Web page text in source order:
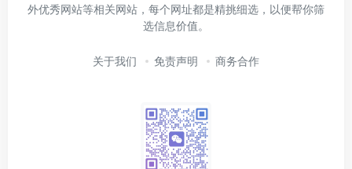
外优秀网站等相关网站，每个网址都是精挑细选，以便帮你筛
选信息价值。
关于我们 免责声明 商务合作